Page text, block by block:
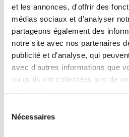
et les annonces, d'offrir des
médias sociaux et d'analyser
partageons également des
notre site avec nos partenaires
publicité et d'analyse, qui
avec d'autres informations que
ou qu'ils ont collectées lors de
Nécessaires
Type *
Message *